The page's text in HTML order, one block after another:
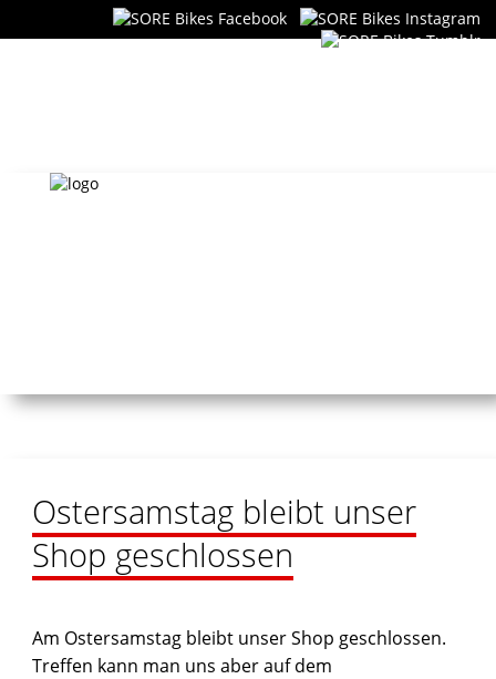
Ostersamstag bleibt unser
Shop geschlossen
Am Ostersamstag bleibt unser Shop geschlossen.
Treffen kann man uns aber auf dem